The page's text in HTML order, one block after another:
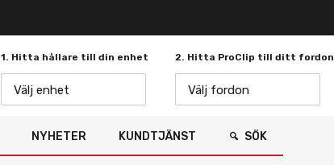
1. Hitta hållare till din enhet
Välj enhet
2. Hitta ProClip till ditt fordon
Välj fordon
NYHETER KUNDTJÄNST SÖK